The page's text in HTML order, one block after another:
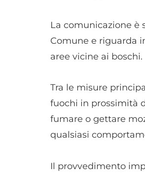
La comunicazione è
Comune e riguarda
aree vicine ai boschi.
Tra le misure
fuochi in prossimità
fumare o gettare
qualsiasi
Il provvedimento